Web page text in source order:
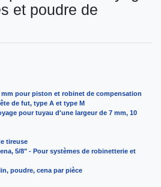
et poudre de
pour piston et robinet de compensation
de fut, type A et type M
pour tuyau d'une largeur de 7 mm, 10
tireuse
5/8" - Pour systèmes de robinetterie et
poudre, сena par pièce